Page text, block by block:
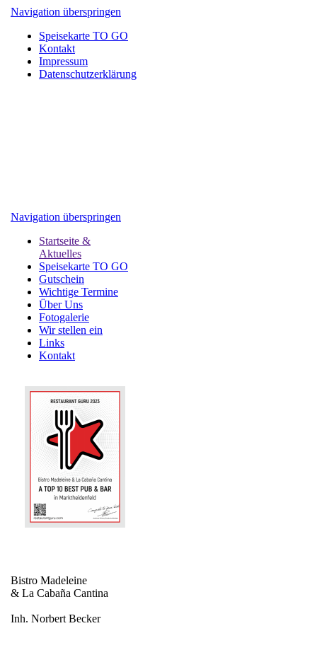
Navigation überspringen
Speisekarte TO GO
Kontakt
Impressum
Datenschutzerklärung
Navigation überspringen
Startseite &
Aktuelles
Speisekarte TO GO
Gutschein
Wichtige Termine
Über Uns
Fotogalerie
Wir stellen ein
Links
Kontakt
Bistro Madeleine
& La Cabaña Cantina
Inh. Norbert Becker